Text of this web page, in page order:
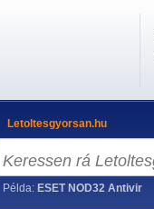
Letoltesgyorsan.hu
Példa: ESET NOD32 Antivir